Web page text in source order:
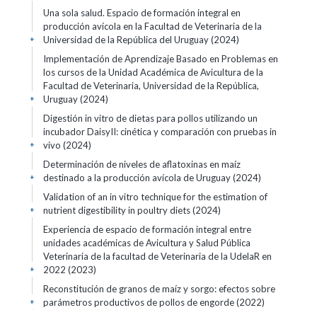
Una sola salud. Espacio de formación integral en
producción avícola en la Facultad de Veterinaria de la
Universidad de la República del Uruguay (2024)
+
Implementación de Aprendizaje Basado en Problemas en
los cursos de la Unidad Académica de Avicultura de la
Facultad de Veterinaria, Universidad de la República,
Uruguay (2024)
+
Digestión in vitro de dietas para pollos utilizando un
incubador DaisyII: cinética y comparación con pruebas in
vivo (2024)
+
Determinación de niveles de aflatoxinas en maíz
destinado a la producción avícola de Uruguay (2024)
+
Validation of an in vitro technique for the estimation of
nutrient digestibility in poultry diets (2024)
+
Experiencia de espacio de formación integral entre
unidades académicas de Avicultura y Salud Pública
Veterinaria de la facultad de Veterinaria de la UdelaR en
2022 (2023)
+
Reconstitución de granos de maíz y sorgo: efectos sobre
parámetros productivos de pollos de engorde (2022)
+